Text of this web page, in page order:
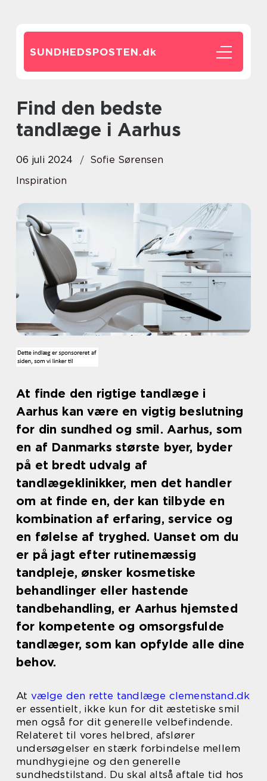
SUNDHEDSPOSTEN.dk
Find den bedste
tandlæge i Aarhus
06 juli 2024
Sofie Sørensen
Inspiration
At finde den rigtige tandlæge i
Aarhus kan være en vigtig beslutning
for din sundhed og smil. Aarhus, som
en af Danmarks største byer, byder
på et bredt udvalg af
tandlægeklinikker, men det handler
om at finde en, der kan tilbyde en
kombination af erfaring, service og
en følelse af tryghed. Uanset om du
er på jagt efter rutinemæssig
tandpleje, ønsker kosmetiske
behandlinger eller hastende
tandbehandling, er Aarhus hjemsted
for kompetente og omsorgsfulde
tandlæger, som kan opfylde alle dine
behov.
At vælge den rette tandlæge clemenstand.dk
er essentielt, ikke kun for dit æstetiske smil
men også for dit generelle velbefindende.
Relateret til vores helbred, afslører
undersøgelser en stærk forbindelse mellem
mundhygiejne og den generelle
sundhedstilstand. Du skal altså aftale tid hos